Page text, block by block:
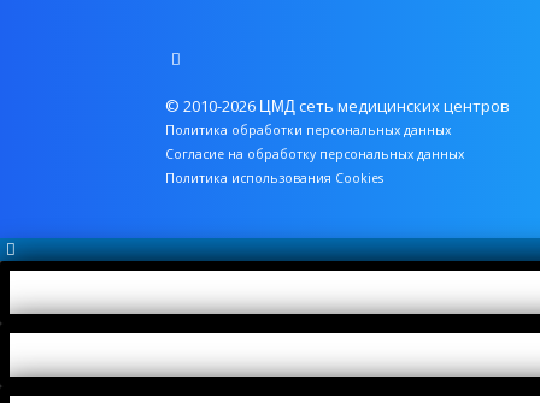
© 2010-2026 ЦМД сеть медицинских центров
Политика обработки персональных данных
Согласие на обработку персональных данных
Политика использования Cookies